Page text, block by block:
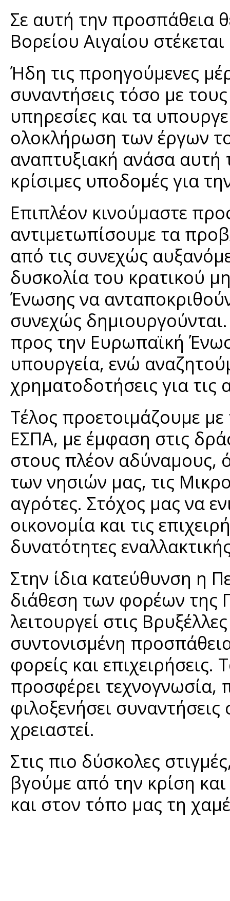
Σε αυτή την προσπάθεια
Βορείου Αιγαίου
Ήδη τις προηγούμενες
συναντήσεις τόσο με
υπηρεσίες και τα
ολοκλήρωση των έργων
αναπτυξιακή ανάσα αυτή
κρίσιμες υποδομές για
Επιπλέον κινούμαστε
αντιμετωπίσουμε τα
από τις συνεχώς
δυσκολία του κρατικού
Ένωσης να
συνεχώς
προς την Ευρωπαϊκή
υπουργεία, ενώ
χρηματοδοτήσεις για
Τέλος προετοιμάζουμε
ΕΣΠΑ, με έμφαση στις
στους πλέον αδύναμους,
των νησιών μας, τις
αγρότες. Στόχος μας να
οικονομία και τις
δυνατότητες
Στην ίδια κατεύθυνση η
διάθεση των φορέων της
λειτουργεί στις
συντονισμένη
φορείς και
προσφέρει τεχνογνωσία,
φιλοξενήσει
χρειαστεί.
Στις πιο δύσκολες
βγούμε από την κρίση
και στον τόπο μας τη